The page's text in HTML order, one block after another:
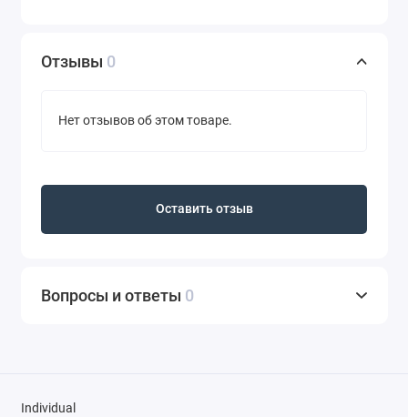
Отзывы 0
Нет отзывов об этом товаре.
Оставить отзыв
Вопросы и ответы 0
Individual